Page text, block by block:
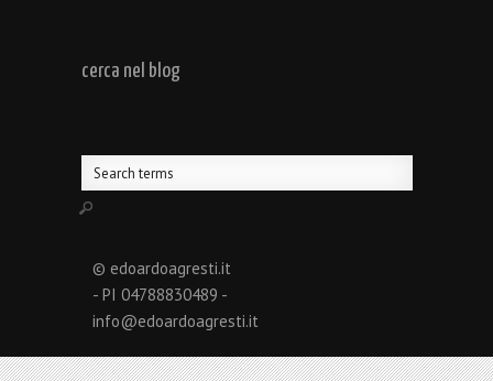
cerca nel blog
© edoardoagresti.it
- PI 04788830489 -
info@edoardoagresti.it